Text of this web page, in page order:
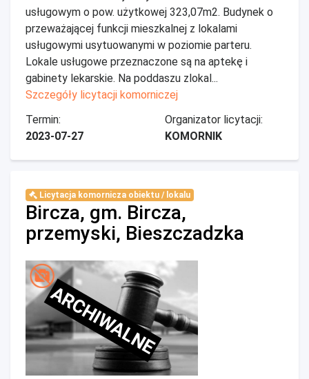
usługowym o pow. użytkowej 323,07m2. Budynek o
przeważającej funkcji mieszkalnej z lokalami
usługowymi usytuowanymi w poziomie parteru.
Lokale usługowe przeznaczone są na aptekę i
gabinety lekarskie. Na poddaszu zlokal...
Szczegóły licytacji komorniczej
Termin:
2023-07-27
Organizator licytacji:
KOMORNIK
Licytacja komornicza obiektu / lokalu
Bircza, gm. Bircza,
przemyski, Bieszczadzka
ARCHIWALNE